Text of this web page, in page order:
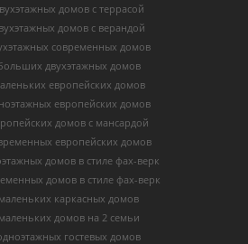
домов с террасой
домов с верандой
современных домов
двухэтажных домов
европейских домов
европейских домов
домов с мансардой
европейских домов
домов в стиле фах-верк
домов в стиле фах-верк
каркасных домов
домов на 2 семьи
гостевых домов